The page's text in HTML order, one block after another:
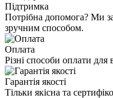
Підтримка
Потрібна допомога? Ми
зручним способом.
Оплата
Різні способи оплати
Гарантія якості
Тільки якісна та